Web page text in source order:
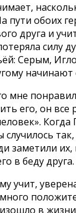
пути обоих
друга и
силу
Серым,
мне
его, он
заметили
в беду друга.
учит,
в